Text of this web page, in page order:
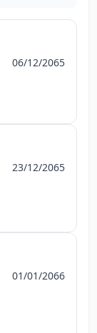
06/12/2065
23/12/2065
01/01/2066